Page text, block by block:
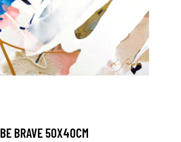
BE BRAVE 50X40CM